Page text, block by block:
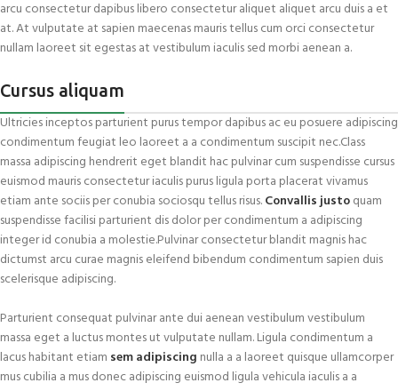
arcu consectetur dapibus libero consectetur aliquet aliquet arcu duis a et
at. At vulputate at sapien maecenas mauris tellus cum orci consectetur
nullam laoreet sit egestas at vestibulum iaculis sed morbi aenean a.
Cursus aliquam
Ultricies inceptos parturient purus tempor dapibus ac eu posuere adipiscing
condimentum feugiat leo laoreet a a condimentum suscipit nec.Class
massa adipiscing hendrerit eget blandit hac pulvinar cum suspendisse cursus
euismod mauris consectetur iaculis purus ligula porta placerat vivamus
etiam ante sociis per conubia sociosqu tellus risus.Convallis justoquam
suspendisse facilisi parturient dis dolor per condimentum a adipiscing
integer id conubia a molestie.Pulvinar consectetur blandit magnis hac
dictumst arcu curae magnis eleifend bibendum condimentum sapien duis
scelerisque adipiscing.
Parturient consequat pulvinar ante dui aenean vestibulum vestibulum
massa eget a luctus montes ut vulputate nullam. Ligula condimentum a
lacus habitant etiam sem adipiscing nulla a a laoreet quisque ullamcorper
mus cubilia a mus donec adipiscing euismod ligula vehicula iaculis a a